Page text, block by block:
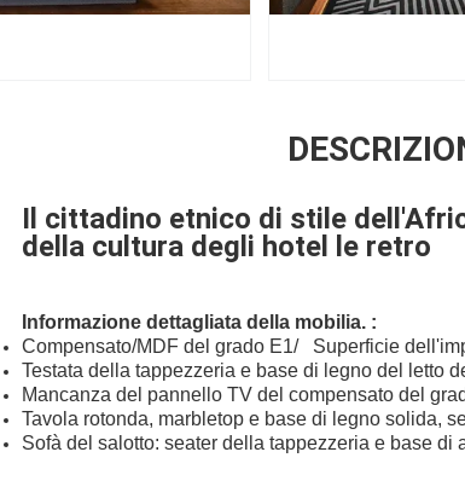
Il cittadino etnico di stile
della cultura degli hotel le retro
Informazione dettagliata della mobilia. :
Compensato/MDF del grado E1/ Superficie
Testata della tappezzeria e base di legno del letto
Mancanza del pannello TV del compensato del
Tavola rotonda, marbletop e base di legno solida,
Sofà del salotto: seater della tappezzeria e base di